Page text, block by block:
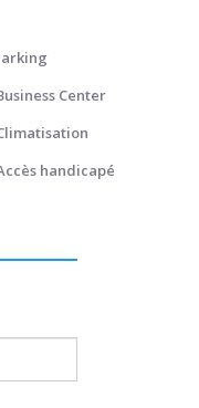
Center
handicapé